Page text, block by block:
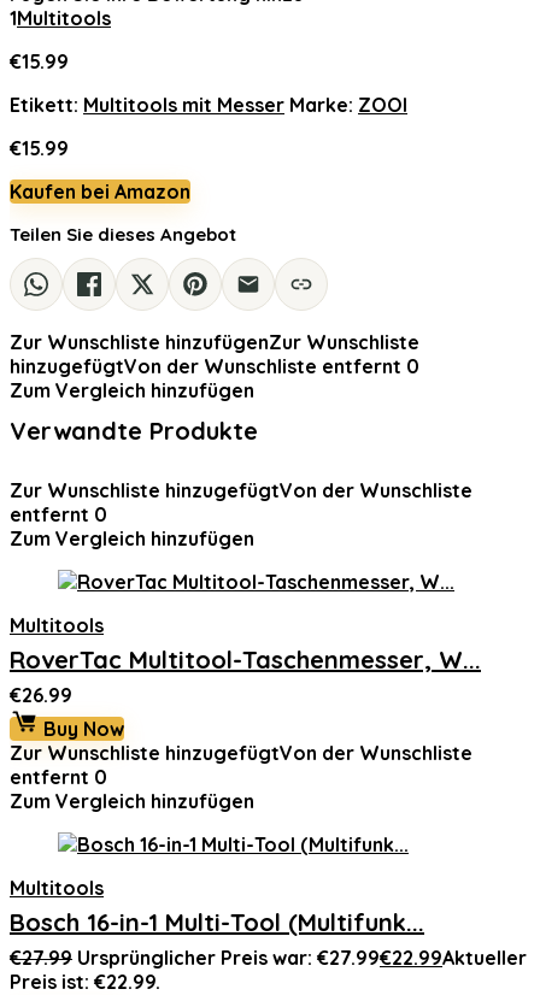
1Multitools
€15.99
Etikett: Multitools mit Messer Marke: ZOOI
€15.99
Kaufen bei Amazon
Teilen Sie dieses Angebot
Zur Wunschliste hinzufügenZur Wunschliste
hinzugefügtVon der Wunschliste entfernt 0
Zum Vergleich hinzufügen
Verwandte Produkte
Zur Wunschliste hinzugefügtVon der Wunschliste
entfernt 0
Zum Vergleich hinzufügen
Multitools
RoverTac Multitool-Taschenmesser, W...
€26.99
Buy Now
Zur Wunschliste hinzugefügtVon der Wunschliste
entfernt 0
Zum Vergleich hinzufügen
Multitools
Bosch 16-in-1 Multi-Tool (Multifunk...
€27.99 Ursprünglicher Preis war: €27.99€22.99Aktueller
Preis ist: €22.99.